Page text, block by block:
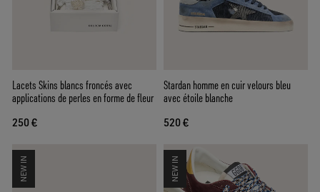
Lacets Skins blancs froncés avec
applications de perles en forme de fleur
250 €
Stardan homme en cuir velours bleu
avec étoile blanche
520 €
NEW IN NEW IN